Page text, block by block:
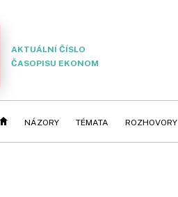
AKTUÁLNÍ ČÍSLO
ČASOPISU EKONOM
NÁZORY TÉMATA ROZHOVORY